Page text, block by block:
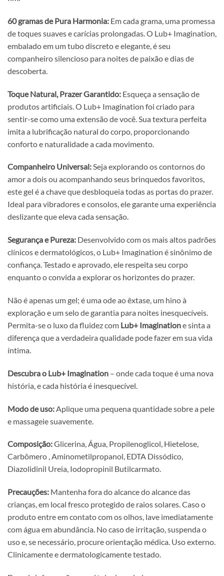
60 gramas de Pura Harmonia: Em cada grama, uma promessa
de toques suaves e carícias prolongadas. O Lub+ Imagination,
embalado em um tubo discreto e elegante, é seu
companheiro silencioso para noites de paixão e dias de
descoberta.
Toque Natural, Prazer Garantido: Esqueça a sensação de
produtos artificiais. O Lub+ Imagination foi criado para
sentir-se como uma extensão de você. Sua textura perfeita
imita a lubrificação natural do corpo, proporcionando
conforto e naturalidade a cada movimento.
Companheiro Universal:Seja explorando os contornos do
amor a dois ou acompanhando seus brinquedos favoritos,
este gel é a chave que desbloqueia todas as portas do prazer.
Ideal para vibradores e consolos, ele garante uma experiência
deslizante que eleva cada sensação.
Segurança e Pureza: Desenvolvido com os mais altos padrões
clínicos e dermatológicos, o Lub+ Imagination é sinônimo de
confiança. Testado e aprovado, ele respeita seu corpo
enquanto o convida a explorar os horizontes do prazer.
Não é apenas um gel; é uma ode ao êxtase, um hino à
exploração e um selo de garantia para noites inesquecíveis.
Permita-se o luxo da fluidez com Lub+ Imaginatione sinta a
diferença que a verdadeira qualidade pode fazer em sua vida
íntima.
Descubra o Lub+ Imagination – onde cada toque é uma nova
história, e cada história é inesquecível.
Modo de uso: Aplique uma pequena quantidade sobre a pele
e massageie suavemente.
Composição:Glicerina, Água, Propilenoglicol, Hietelose,
Carbômero , Aminometilpropanol, EDTA Dissódico,
Diazolidinil Ureia, Iodopropinil Butilcarmato.
Precauções: Mantenha fora do alcance do alcance das
crianças, em local fresco protegido de raios solares. Caso o
produto entre em contato com os olhos, lave imediatamente
com água em abundância. No caso de irritação, suspenda o
uso e, se necessário, procure orientação médica. Uso externo.
Clinicamente e dermatologicamente testado.